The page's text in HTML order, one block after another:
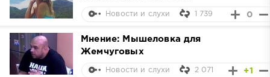
0
Новости и слухи 1 739
Мнение: Мышеловка для
Жемчуговых
+1
Новости и слухи 2 071